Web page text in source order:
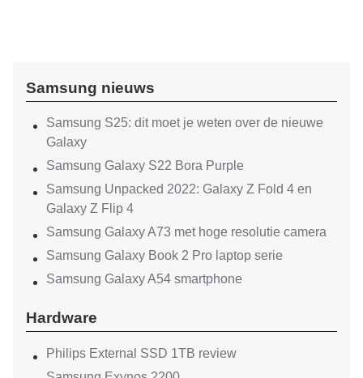
Samsung nieuws
Samsung S25: dit moet je weten over de nieuwe
Galaxy
Samsung Galaxy S22 Bora Purple
Samsung Unpacked 2022: Galaxy Z Fold 4 en
Galaxy Z Flip 4
Samsung Galaxy A73 met hoge resolutie camera
Samsung Galaxy Book 2 Pro laptop serie
Samsung Galaxy A54 smartphone
Hardware
Philips External SSD 1TB review